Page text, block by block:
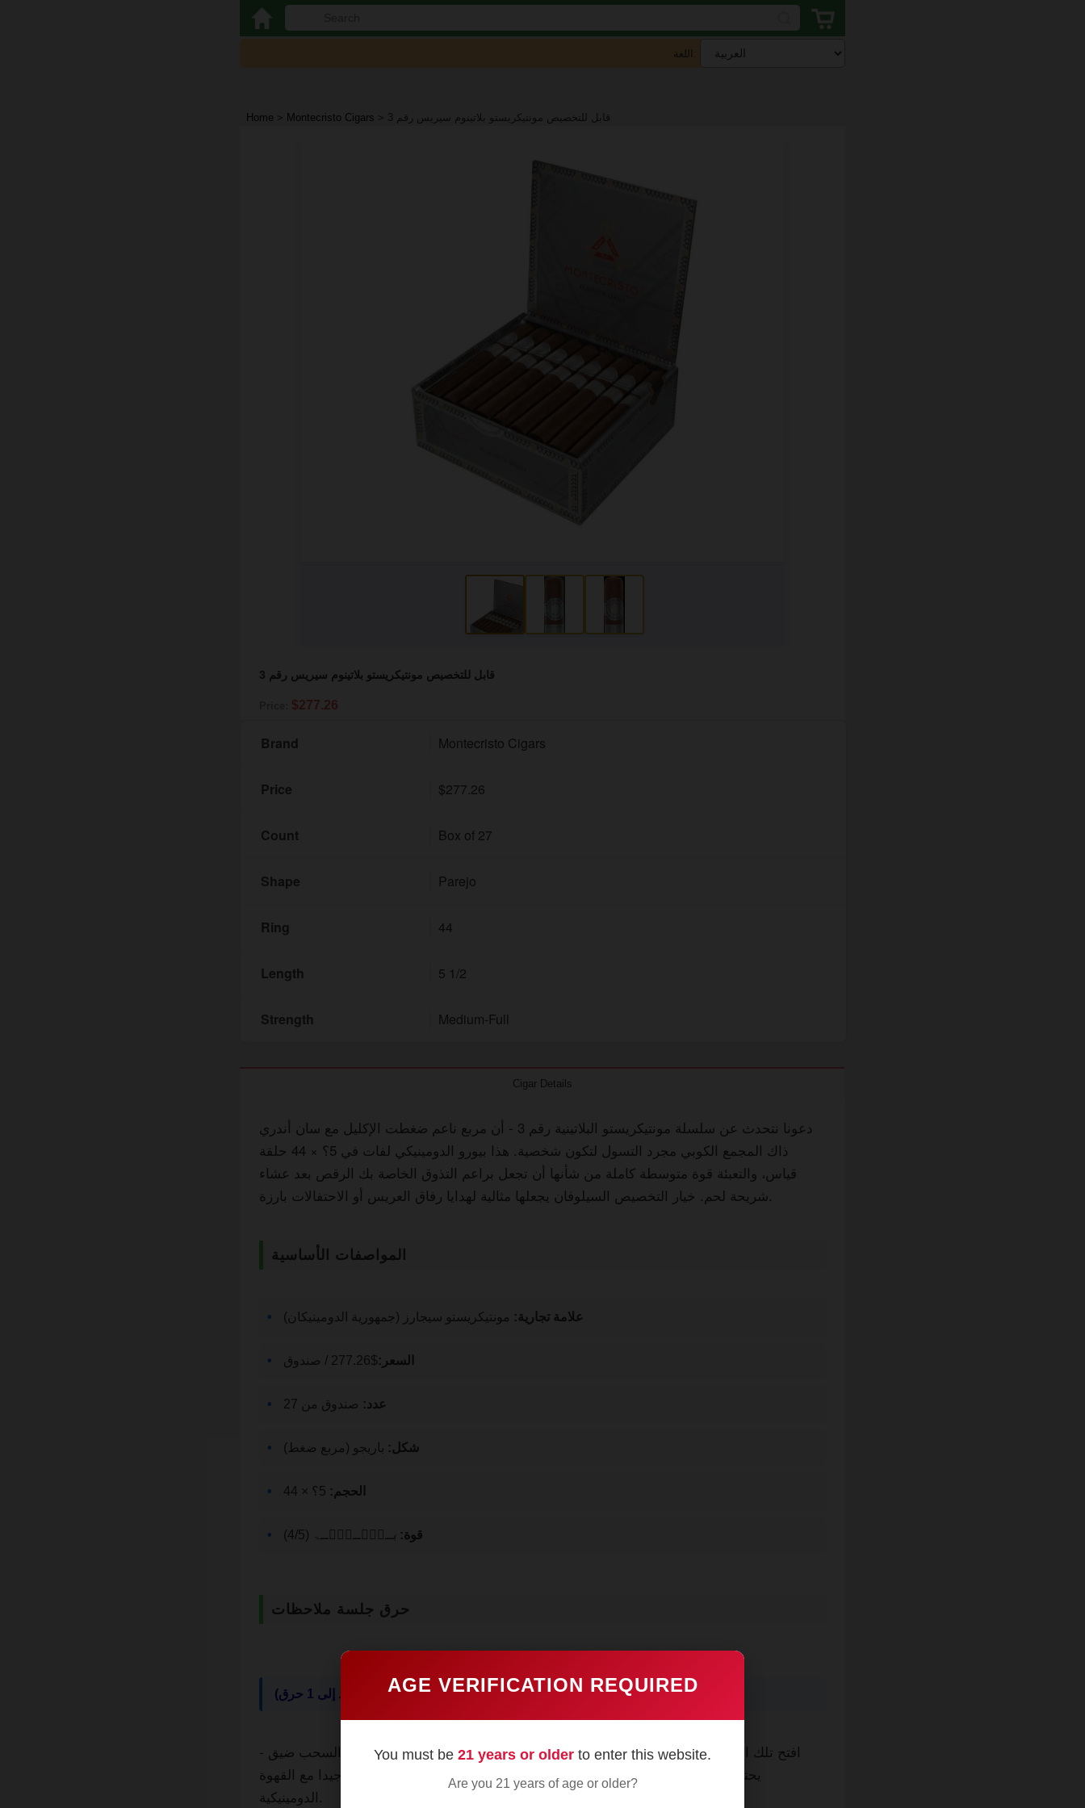
AGE VERIFICATION REQUIRED
You must be 21 years or older to enter this website.
Are you 21 years of age or older?
اللغة:
Home > Montecristo Cigars > قابل للتخصيص مونتيكريستو بلاتينوم سيريس رقم 3
قابل للتخصيص مونتيكريستو بلاتينوم سيريس رقم 3
$277.26
Brand Montecristo Cigars
Price $277.26
Count Box of 27
Shape Parejo
Ring 44
Length 5 1/2
Strength Medium-Full
Cigar Details
دعونا نتحدث عن سلسلة مونتيكريستو البلاتينية رقم 3 - أن مربع ناعم ضغطت الإكليل مع سان أندري
ذاك المجمع الكوبي مجرد التسول لتكون شخصية. هذا بيورو الدومينيكي لفات في 5؟ × 44 حلقة
قياس، والتعبئة قوة متوسطة كاملة من شأنها أن تجعل براعم التذوق الخاصة بك الرقص بعد عشاء
شريحة لحم. خيار التخصيص السيلوفان يجعلها مثالية لهدايا رفاق العريس أو الاحتفالات بارزة.
المواصفات الأساسية
علامة تجارية: مونتيكريستو سيجارز (جمهورية الدومينيكان)
السعر:$277.26 / صندوق
عدد: صندوق من 27
شكل: باريجو (مربع ضغط)
الحجم:
قوة: ּبــېْۧــېْۧــۃ (4/5)
حرق جلسة ملاحظات
الثالث الأول (السحب البارد إلى 1 حرق)
افتح تلك القبعة الثلاثية واحصل على الترابية سان أندري التبغ مع رشات القرفة.يبدأ السحب ضيق -
يحتاج بعض المتداول بين الأصابع.الفلفل الأبيض ركلات في ?علامة، الاقتران جيدا مع القهوة
الدومينيكية.